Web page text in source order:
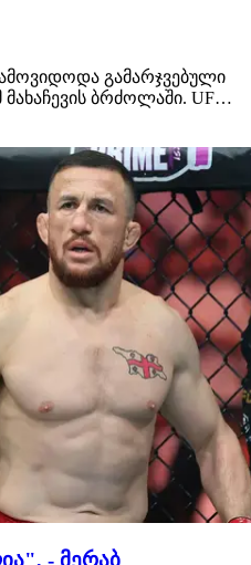
გამარჯვებული
ბრძოლაში. UFC-
და მის ძლიერ
"ფსონის დადება რომ
გავაკეთებ…
- მერაბ